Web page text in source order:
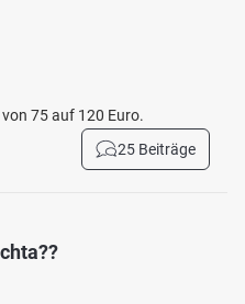
75 auf 120 Euro.
25 Beiträge